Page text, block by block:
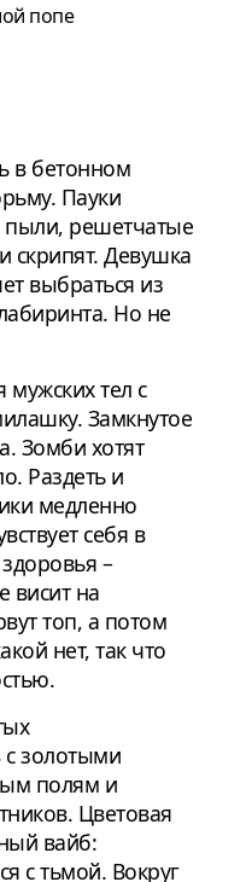
попе
в бетонном
Пауки
пыли, решетчатые
скрипят. Девушка
выбраться из
Но не
тел с
Замкнутое
Зомби хотят
Раздеть и
медленно
себя в
–
висит на
топ, а потом
нет, так что
с золотыми
полям и
Цветовая
вайб:
с тьмой. Вокруг